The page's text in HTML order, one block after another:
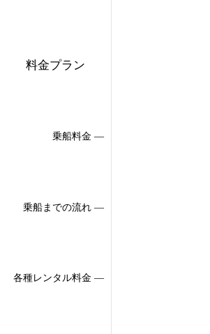
料金プラン
乗船料金 ―
乗船までの流れ ―
各種レンタル料金 ―